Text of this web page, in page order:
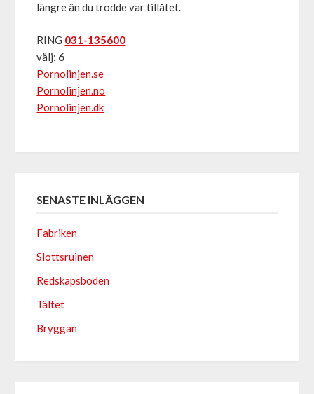
längre än du trodde var tillåtet.
RING 031-135600
välj: 6
Pornolinjen.se
Pornolinjen.no
Pornolinjen.dk
SENASTE INLÄGGEN
Fabriken
Slottsruinen
Redskapsboden
Tältet
Bryggan